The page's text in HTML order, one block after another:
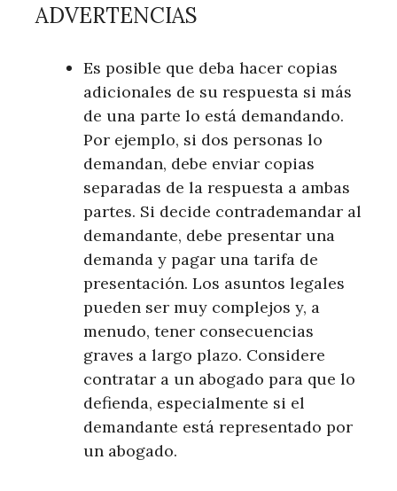
ADVERTENCIAS
Es posible que deba hacer copias
adicionales de su respuesta si más
de una parte lo está demandando.
Por ejemplo, si dos personas lo
demandan, debe enviar copias
separadas de la respuesta a ambas
partes. Si decide contrademandar al
demandante, debe presentar una
demanda y pagar una tarifa de
presentación. Los asuntos legales
pueden ser muy complejos y, a
menudo, tener consecuencias
graves a largo plazo. Considere
contratar a un abogado para que lo
defienda, especialmente si el
demandante está representado por
un abogado.